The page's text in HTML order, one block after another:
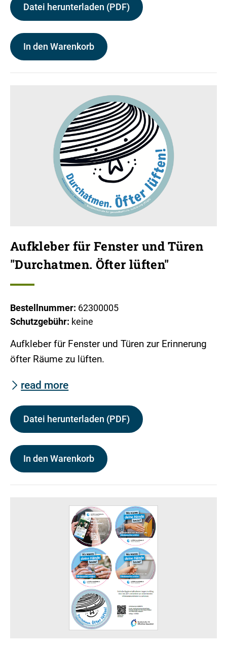
Datei herunterladen (PDF)
In den Warenkorb
Aufkleber für Fenster und Türen
"Durchatmen. Öfter lüften"
Bestellnummer: 62300005
Schutzgebühr: keine
Aufkleber für Fenster und Türen zur Erinnerung
öfter Räume zu lüften.
read more
Datei herunterladen (PDF)
In den Warenkorb